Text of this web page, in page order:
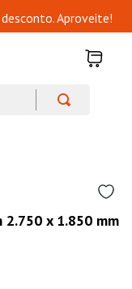
Aproveite!
x 1.850 mm